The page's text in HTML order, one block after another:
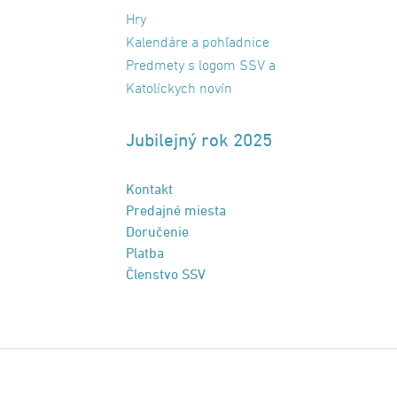
Hry
Kalendáre a pohľadnice
Predmety s logom SSV a
Katolíckych novín
Jubilejný rok 2025
Kontakt
Predajné miesta
Doručenie
Platba
Členstvo SSV